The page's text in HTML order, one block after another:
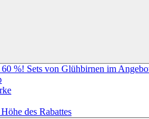
60 %! Sets von Glühbirnen im
des Rabattes